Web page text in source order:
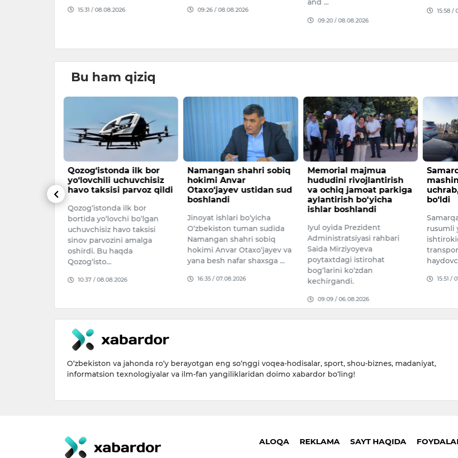
09:26 / 08.08.2026 09:11 /
Bu ham qiziq
qildi
Namangan shahri sobiq
hokimi Anvar
Otaxo‘jayev ustidan sud
Jinoyat ishlari bo‘yicha
O‘zbekiston tuman sudida
Namangan shahri sobiq
hokimi Anvar Otaxo‘jayev va
yana besh nafar shaxsga …
16:35 / 07.08.2026
Memorial majmua
hududini rivojlantirish
va ochiq jamoat parkiga
aylantirish bo‘yicha
Iyul oyida Prezident
Administratsiyasi rahbari
Saida Mirziyoyeva
poytaxtdagi istirohat
kechirgandi.
Samarqandda yuk
mashinasi YTHga
uchrab, haydovchi halok
bo‘ldi
rusumli yuk mashinasi
ishtirokida sodir bo‘lgan yo‘l-
transport hodisasi oqibatida
haydovchi voqea j…
15:51 / 07.08.2026
AQSh
AQSh
Eronga
nazarda
Graham
and …
09:20 /
O‘zbekiston va jahonda ro‘y berayotgan eng so‘nggi voqea-hodisalar, sport, shou-biznes, madaniyat,
informatsion texnologiyalar va ilm-fan yangiliklaridan doimo xabardor bo‘ling!
ALOQA REKLAMA SAYT HAQIDA